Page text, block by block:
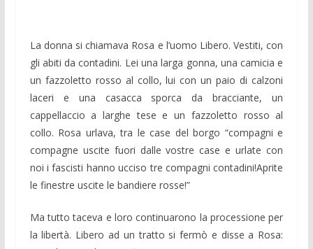
La donna si chiamava Rosa e l’uomo Libero. Vestiti, con
gli abiti da contadini. Lei una larga gonna, una camicia e
un fazzoletto rosso al collo, lui con un paio di calzoni
laceri e una casacca sporca da bracciante, un
cappellaccio a larghe tese e un fazzoletto rosso al
collo. Rosa urlava, tra le case del borgo “compagni e
compagne uscite fuori dalle vostre case e urlate con
noi i fascisti hanno ucciso tre compagni contadini!Aprite
le finestre uscite le bandiere rosse!”
Ma tutto taceva e loro continuarono la processione per
la libertà. Libero ad un tratto si fermò e disse a Rosa: